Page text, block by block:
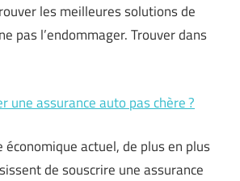
les meilleures solutions de
pas l’endommager. Trouver dans
une assurance auto pas chère ?
économique actuel, de plus en plus
de souscrire une assurance